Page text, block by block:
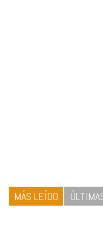
MÁS LEÍDO